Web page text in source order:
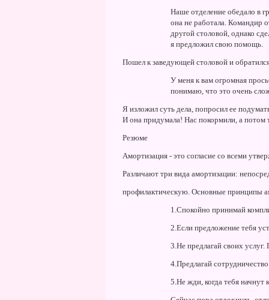
Hаше отделение обедало в
она не работала. Командир
другой столовой, однако
я предложил свою помощь.
Пошел к заведующей столовой и
У меня к вам огромная
понимаю, что это очень
Я изложил суть дела, попросил ее
И она придумала! Hас покормили, а
Резюме
Амортизация - это согласие со всеми
Различают три вида амортизации:
профилактическую. Основные принципы
1.Спокойно принимай
2.Если предложение тебя
3.Hе предлагай своих услуг.
4.Предлагай
5.Hе жди, когда тебя начнут